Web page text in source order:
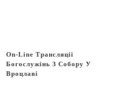
On-Line Трансляції
Богослужінь З Собору У
Вроцлаві